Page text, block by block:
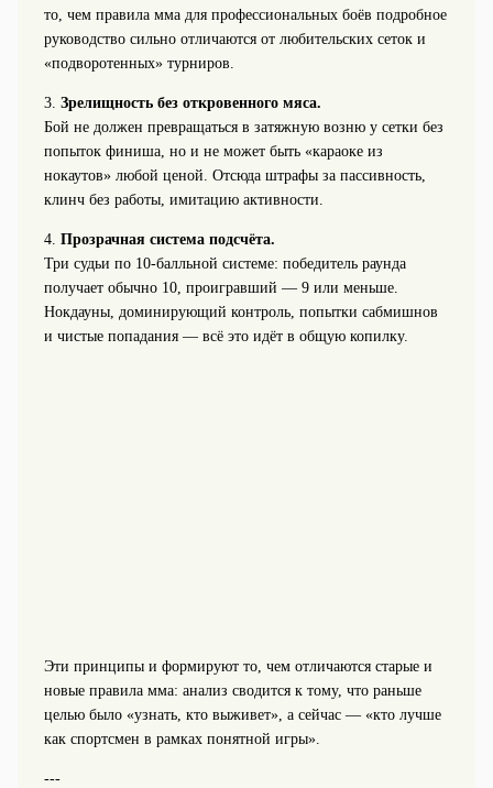
то, чем правила мма для профессиональных боёв подробное
руководство сильно отличаются от любительских сеток и
«подворотенных» турниров.
3. Зрелищность без откровенного мяса.
Бой не должен превращаться в затяжную возню у сетки без
попыток финиша, но и не может быть «караоке из
нокаутов» любой ценой. Отсюда штрафы за пассивность,
клинч без работы, имитацию активности.
4. Прозрачная система подсчёта.
Три судьи по 10‑балльной системе: победитель раунда
получает обычно 10, проигравший — 9 или меньше.
Нокдауны, доминирующий контроль, попытки сабмишнов
и чистые попадания — всё это идёт в общую копилку.
Эти принципы и формируют то, чем отличаются старые и
новые правила мма: анализ сводится к тому, что раньше
целью было «узнать, кто выживет», а сейчас — «кто лучше
как спортсмен в рамках понятной игры».
---